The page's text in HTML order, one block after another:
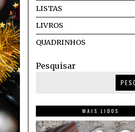
LISTAS
LIVROS
QUADRINHOS
Pesquisar
MAIS LIDOS